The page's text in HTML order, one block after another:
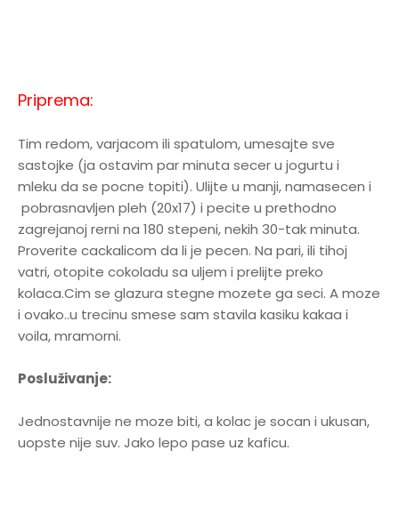
Priprema:
Tim redom, varjacom ili spatulom, umesajte sve
sastojke (ja ostavim par minuta secer u jogurtu i
mleku da se pocne topiti). Ulijte u manji, namasecen i
pobrasnavljen pleh (20x17) i pecite u prethodno
zagrejanoj rerni na 180 stepeni, nekih 30-tak minuta.
Proverite cackalicom da li je pecen. Na pari, ili tihoj
vatri, otopite cokoladu sa uljem i prelijte preko
kolaca.Cim se glazura stegne mozete ga seci. A moze
i ovako..u trecinu smese sam stavila kasiku kakaa i
voila, mramorni.
Posluživanje:
Jednostavnije ne moze biti, a kolac je socan i ukusan,
uopste nije suv. Jako lepo pase uz kaficu.